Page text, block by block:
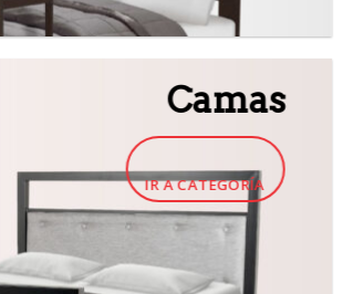
Camas
IR A CATEGORÍA